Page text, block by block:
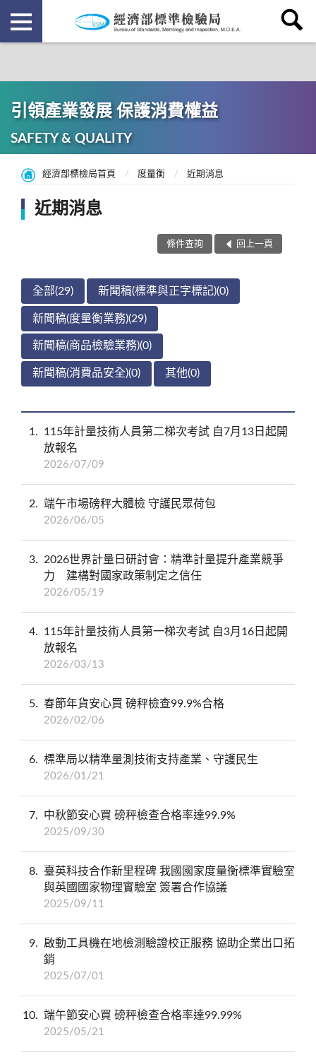
引領產業發展 保護消費權益
SAFETY & QUALITY
經濟部標檢局首頁 度量衡 近期消息
近期消息
條件查詢 回上一頁
全部(29) 新聞稿(標準與正字標記)(0)
新聞稿(度量衡業務)(29)
新聞稿(商品檢驗業務)(0)
新聞稿(消費品安全)(0) 其他(0)
1
115年計量技術人員第二梯次考試 自7月13日起開
放報名
2026/07/09
2 端午市場磅秤大體檢 守護民眾荷包
2026/06/05
3
2026世界計量日研討會：精準計量提升產業競爭
力 建構對國家政策制定之信任
2026/05/19
4
115年計量技術人員第一梯次考試 自3月16日起開
放報名
2026/03/13
5 春節年貨安心買 磅秤檢查99.9%合格
2026/02/06
6 標準局以精準量測技術支持產業、守護民生
2026/01/21
7 中秋節安心買 磅秤檢查合格率達99.9%
2025/09/30
8
臺英科技合作新里程碑 我國國家度量衡標準實驗室
與英國國家物理實驗室 簽署合作協議
2025/09/11
9
啟動工具機在地檢測驗證校正服務 協助企業出口拓
銷
2025/07/01
10 端午節安心買 磅秤檢查合格率達99.99%
2025/05/21